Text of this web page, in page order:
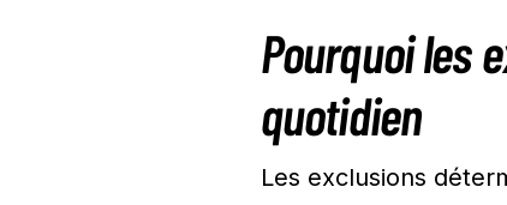
Pourquoi les
quotidien
Les exclusions